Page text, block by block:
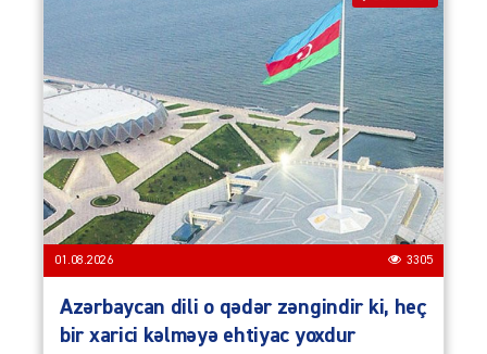
01.08.2026 3305
Azərbaycan dili o qədər zəngindir ki, heç
bir xarici kəlməyə ehtiyac yoxdur